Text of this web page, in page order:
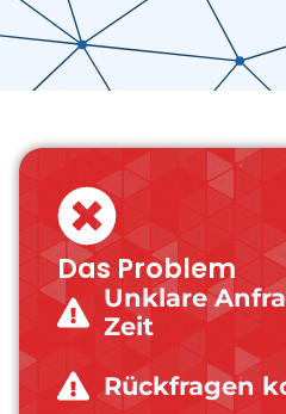
Das Problem
Unklare
Zeit
Rückfragen